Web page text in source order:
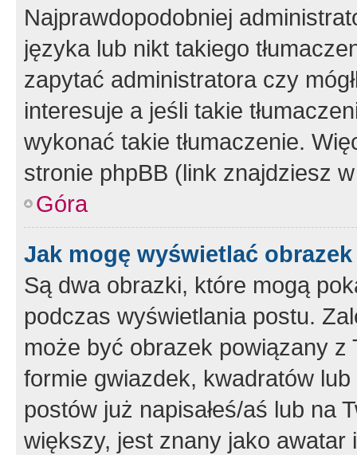
Najprawdopodobniej
języka lub nikt takiego
zapytać administratora czy
interesuje a jeśli takie
wykonać takie tłumaczenie.
stronie phpBB (link znajdziesz
Góra
Jak mogę wyświetlać
Są dwa obrazki, które mogą
podczas wyświetlania postu.
może być obrazek powiązany z
formie gwiazdek, kwadratów
postów już napisałeś/aś lub na
większy, jest znany jako